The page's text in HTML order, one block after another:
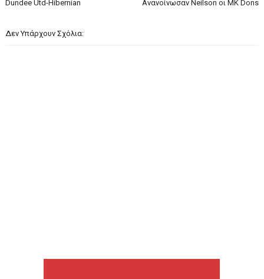
Ανανοίνωσαν Neilson οι MK Dons
Dundee Utd-Hibernian
Δεν Υπάρχουν Σχόλια: